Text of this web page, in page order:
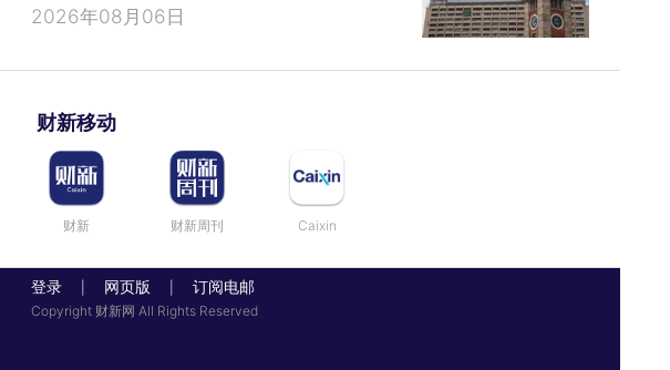
2026年08月06日
财新移动
财新 财新周刊 Caixin
登录 网页版 订阅电邮
Copyright 财新网 All Rights Reserved